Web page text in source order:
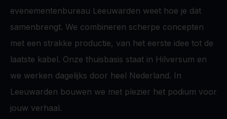
evenementenbureau Leeuwarden weet hoe je dat
samenbrengt. We combineren scherpe concepten
met een strakke productie, van het eerste idee tot de
laatste kabel. Onze thuisbasis staat in Hilversum en
we werken dagelijks door heel Nederland. In
Leeuwarden bouwen we met plezier het podium voor
jouw verhaal.